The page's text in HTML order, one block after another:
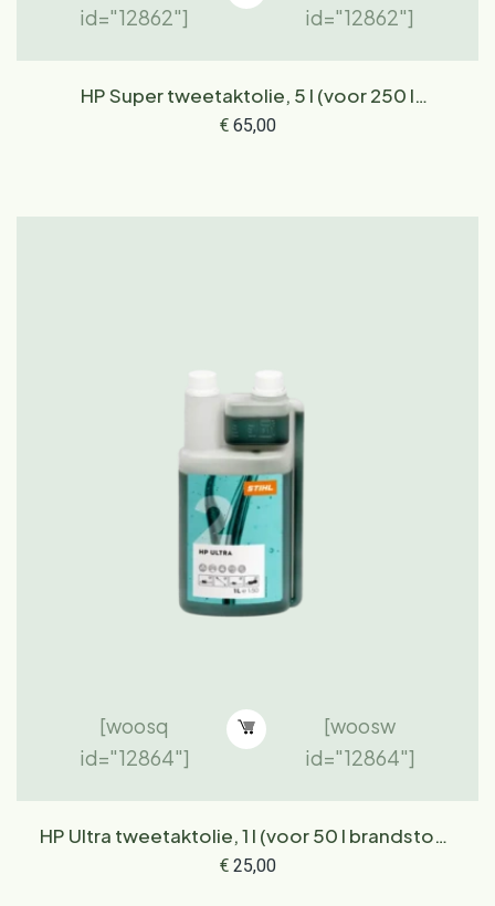
id="12862"]
id="12862"]
HP Super tweetaktolie, 5 l (voor 250 l
brandstof)
€65,00
[woosq
id="12864"]
[woosw
id="12864"]
HP Ultra tweetaktolie, 1 l (voor 50 l brandstof),
doseerfles
€25,00